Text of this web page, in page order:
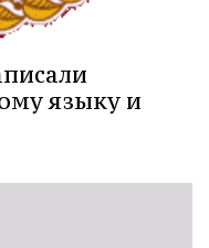
языку и